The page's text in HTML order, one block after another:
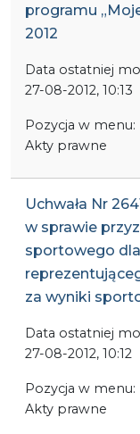
programu
2012
Data ostatniej
27-08-2012, 10:13
Pozycja w menu:
Akty prawne
Uchwała Nr
w sprawie
sportowego
za wyniki
Data ostatniej
27-08-2012, 10:12
Pozycja w menu:
Akty prawne